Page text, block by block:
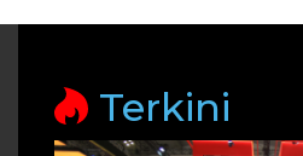
Terkini